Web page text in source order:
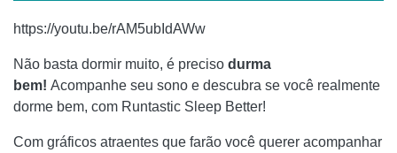
https://youtu.be/rAM5ubIdAWw
Não basta dormir muito, é preciso durma
bem! Acompanhe seu sono e descubra se você realmente
dorme bem, com Runtastic Sleep Better!
Com gráficos atraentes que farão você querer acompanhar